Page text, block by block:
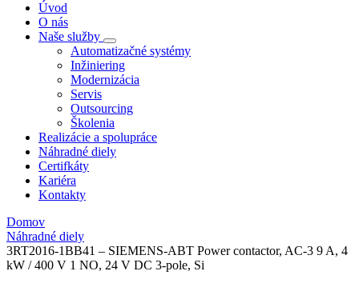
Úvod
O nás
Naše služby
Automatizačné systémy
Inžiniering
Modernizácia
Servis
Outsourcing
Školenia
Realizácie a spolupráce
Náhradné diely
Certifkáty
Kariéra
Kontakty
Domov
Náhradné diely
3RT2016-1BB41 – SIEMENS-ABT Power contactor, AC-3 9 A, 4
kW / 400 V 1 NO, 24 V DC 3-pole, Si